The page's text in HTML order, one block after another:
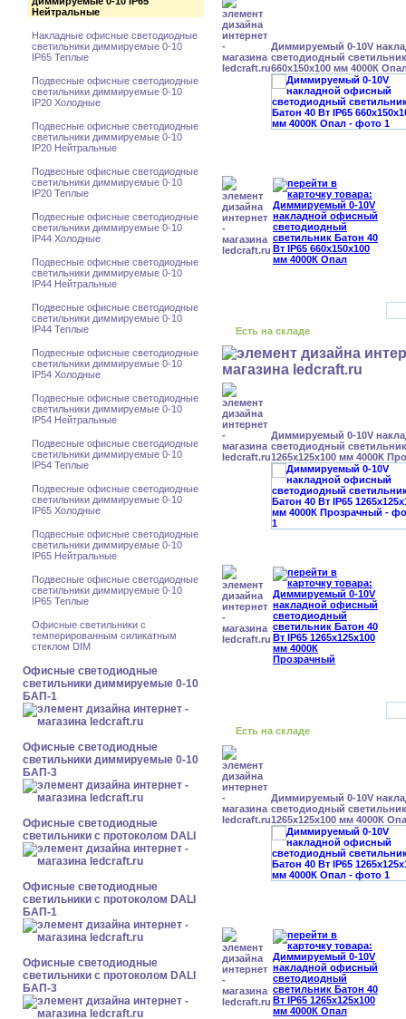
Нейтральные
Накладные офисные светодиодные
светильники диммируемые 0-10
IP65 Теплые
Подвесные офисные светодиодные
светильники диммируемые 0-10
IP20 Холодные
Подвесные офисные светодиодные
светильники диммируемые 0-10
IP20 Нейтральные
Подвесные офисные светодиодные
светильники диммируемые 0-10
IP20 Теплые
Подвесные офисные светодиодные
светильники диммируемые 0-10
IP44 Холодные
Подвесные офисные светодиодные
светильники диммируемые 0-10
IP44 Нейтральные
Подвесные офисные светодиодные
светильники диммируемые 0-10
IP44 Теплые
Подвесные офисные светодиодные
светильники диммируемые 0-10
IP54 Холодные
Подвесные офисные светодиодные
светильники диммируемые 0-10
IP54 Нейтральные
Подвесные офисные светодиодные
светильники диммируемые 0-10
IP54 Теплые
Подвесные офисные светодиодные
светильники диммируемые 0-10
IP65 Холодные
Подвесные офисные светодиодные
светильники диммируемые 0-10
IP65 Нейтральные
Подвесные офисные светодиодные
светильники диммируемые 0-10
IP65 Теплые
Офисные светильники с
темперированным силикатным
стеклом DIM
Офисные светодиодные
светильники диммируемые 0-10
БАП-1
Офисные светодиодные
светильники диммируемые 0-10
БАП-3
Офисные светодиодные
светильники с протоколом DALI
Офисные светодиодные
светильники с протоколом DALI
БАП-1
Офисные светодиодные
светильники с протоколом DALI
БАП-3
Диммируемый 0-10V
светодиодный
660x150x100 мм 4000К
Есть на складе
Диммируемый 0-10V
светодиодный
1265x125x100 мм 4000К
Есть на складе
Диммируемый 0-10V
светодиодный
1265x125x100 мм 4000К